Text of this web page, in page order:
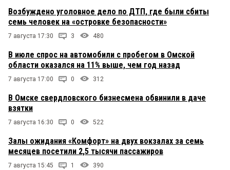
Возбуждено уголовное дело по ДТП, где были сбиты
семь человек на «островке безопасности»
7 августа 17:30 3 480
В июле спрос на автомобили с пробегом в Омской
области оказался на 11% выше, чем год назад
7 августа 17:00 0 312
В Омске свердловского бизнесмена обвинили в даче
взятки
7 августа 16:30 0 522
Залы ожидания «Комфорт» на двух вокзалах за семь
месяцев посетили 2,5 тысячи пассажиров
7 августа 15:45 1 390